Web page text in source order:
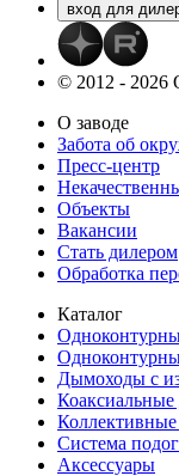
© 2012 -
О заводе
Забота об
Пресс-центр
Объекты
Вакансии
Стать дилером
Обработка
Каталог
Дымоходы с
Система
Аксессуары